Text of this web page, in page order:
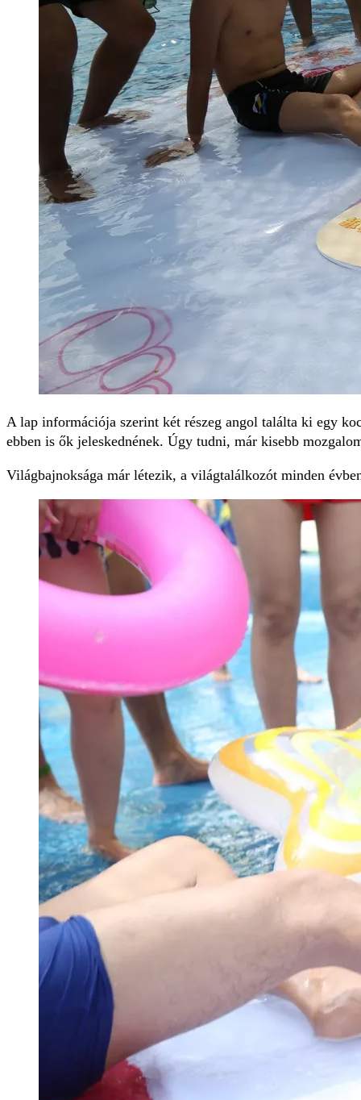
A lap információja szerint két részeg angol találta ki egy
ebben is ők jeleskednének. Úgy tudni, már kisebb
Világbajnoksága már létezik, a világtalálkozót minden